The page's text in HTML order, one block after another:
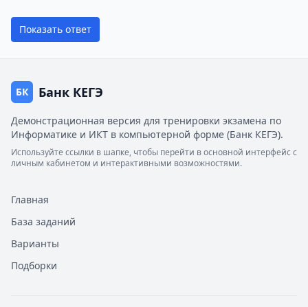
Показать ответ
БК Банк КЕГЭ
Демонстрационная версия для тренировки экзамена по
Информатике и ИКТ в компьютерной форме (Банк КЕГЭ).
Используйте ссылки в шапке, чтобы перейти в основной интерфейс с
личным кабинетом и интерактивными возможностями.
Главная
База заданий
Варианты
Подборки